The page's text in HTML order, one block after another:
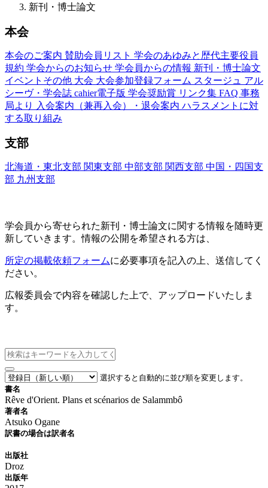
新刊・博士論文
本会
本会のご案内 賛助会員リスト 学会のあゆみと歴代主要役員
規約 学会からのお知らせ 学会員からの情報 新刊・博士論文
イベントその他 大会 大会参加登録フォーム スタージュ アル
シーヴ・学会誌 cahier電子版 学会奨励賞 リンク集 FAQ 事務
局より
入会案内（兼再入会）・退会案内 ハラスメントに対
する取り組み
支部
北海道・東北支部 関東支部 中部支部 関西支部 中国・四国支
部 九州支部
学会員から寄せられた新刊・ 博士論文に関する情報を随時更
新していきます。情報の公開を希望される方は、
所定の掲載依頼フォームに必要事項を記入の上、送信してく
ださい。
広報委員会で内容を確認した上で、アップロードいたしま
す。
選択すると自動的に並び順を変更します。
書名
Rêve d'Orient. Plans et scénarios de Salammbô
著者名
Atsuko Ogane
訳書の場合は訳者名
出版社
Droz
出版年